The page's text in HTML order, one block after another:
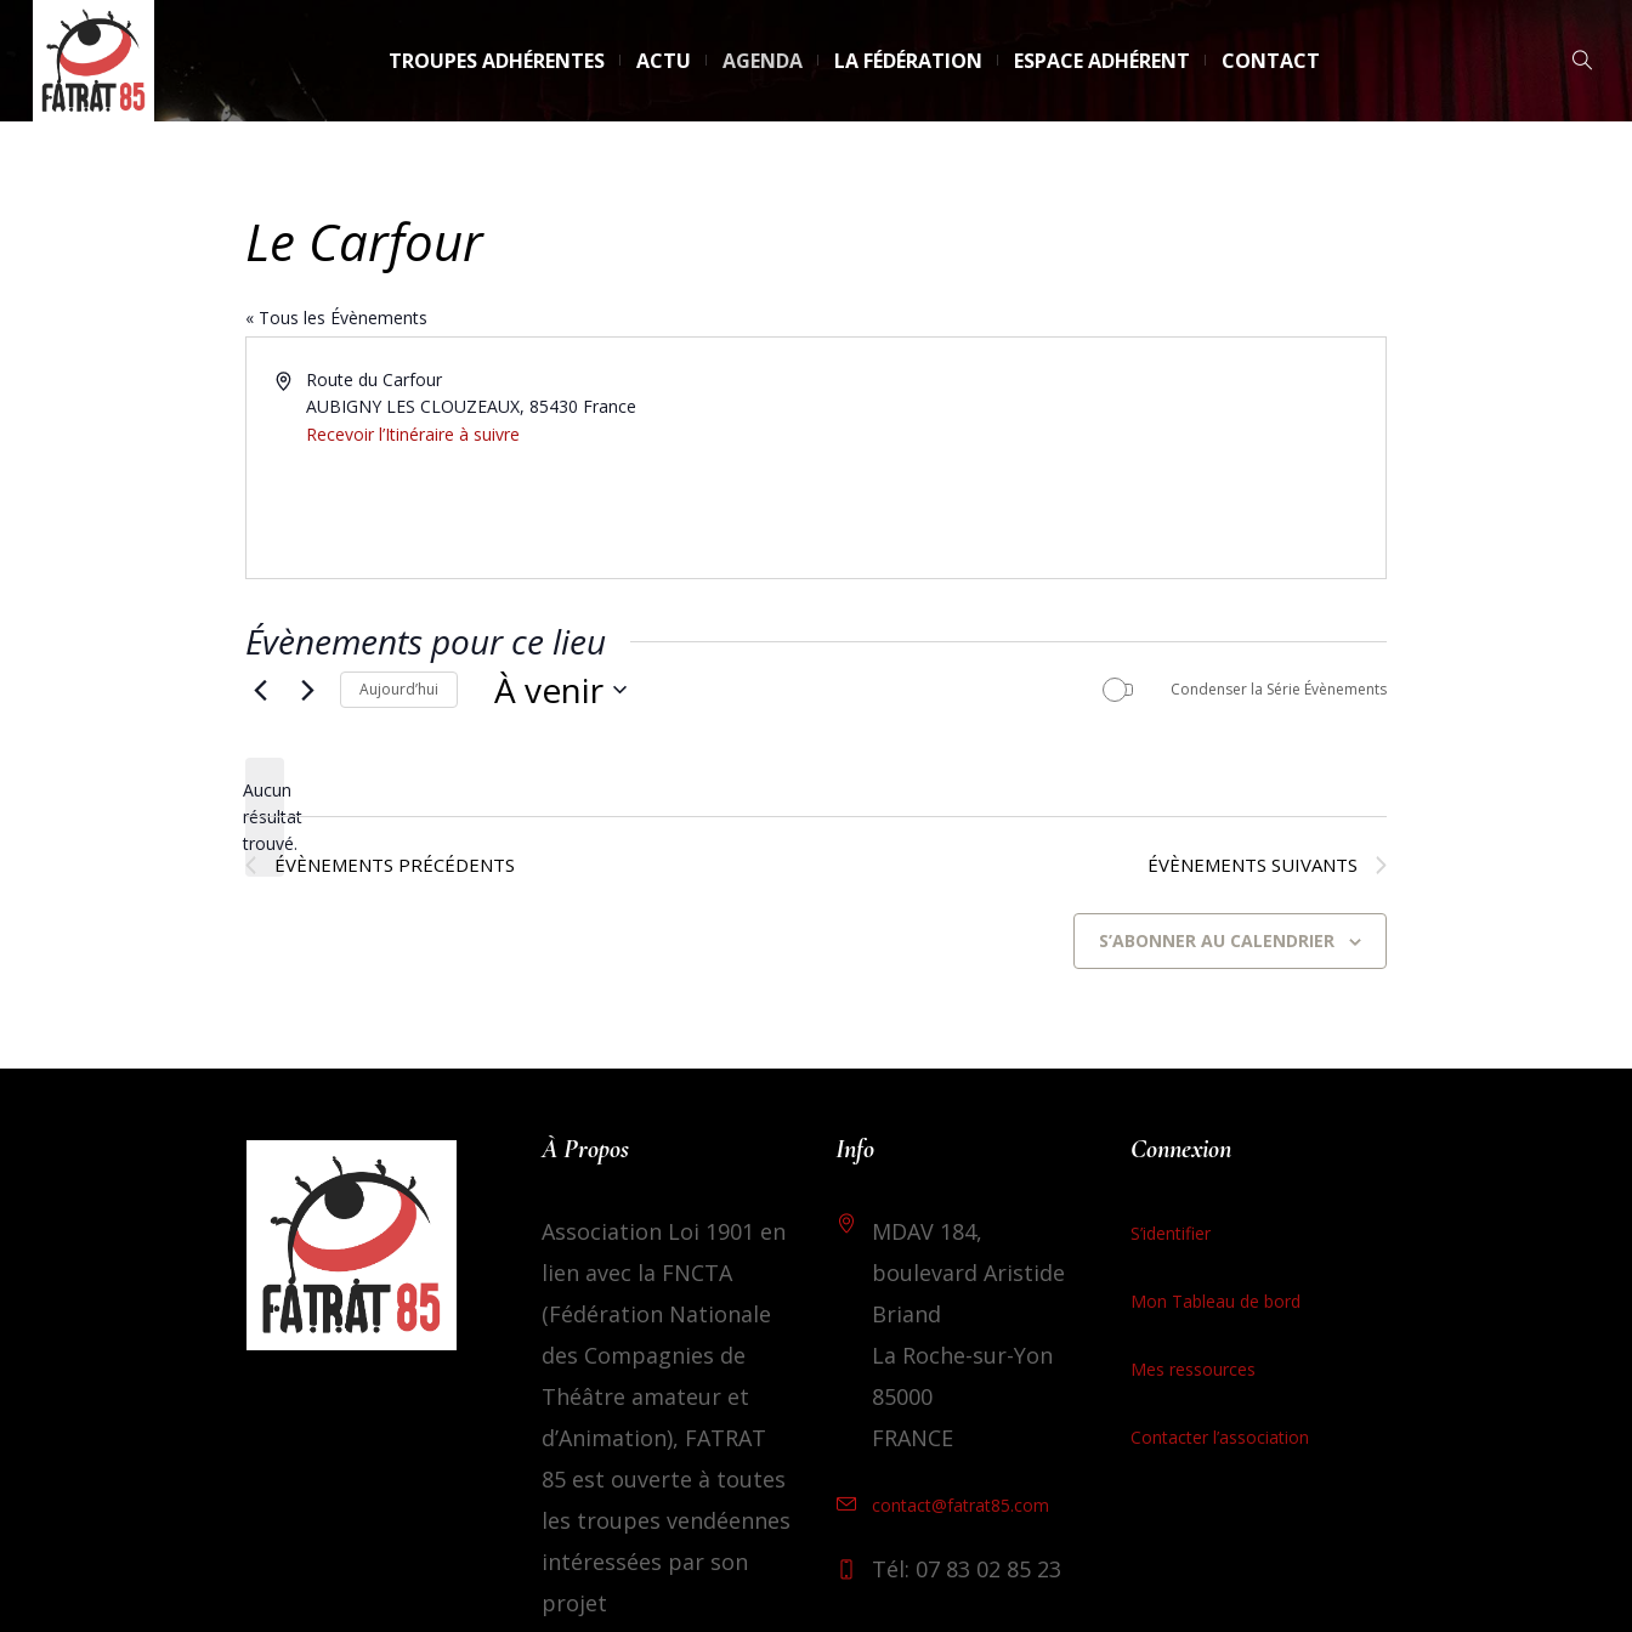
TROUPES ADHÉRENTES ACTU AGENDA LA FÉDÉRATION ESPACE ADHÉRENT CONTACT
Le Carfour
« Tous les Évènements
AdresseRoute du Carfour
AUBIGNY LES CLOUZEAUX, 85430 France
Recevoir l’Itinéraire à suivre
Évènements pour ce lieu
Notice
Aucun
résultat
trouvé.
Aujourd’hui À venir
date.
Condenser la Série Évènements
ÉVÈNEMENTS PRÉCÉDENTS ÉVÈNEMENTS SUIVANTS
S’ABONNER AU CALENDRIER
À Propos
Association Loi 1901 en
lien avec la FNCTA
(Fédération Nationale
des Compagnies de
Théâtre amateur et
d’Animation), FATRAT
85 est ouverte à toutes
les troupes vendéennes
intéressées par son
projet
Info
MDAV 184,
boulevard Aristide
Briand
La Roche-sur-Yon
85000
FRANCE
contact@fatrat85.com
Tél: 07 83 02 85 23
Connexion
S’identifier
Mon Tableau de bord
Mes ressources
Contacter l’association